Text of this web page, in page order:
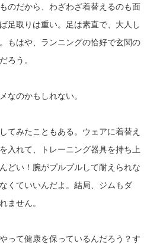
のだから、わざわざ着替えるのも面
足取りは重い。足は素直で、大人し
もはや、ランニングの恰好で玄関の
ろう。
なのかもしれない。
てみたこともある。ウェアに着替え
入れて、トレーニング器具を持ち上
どい！腕がプルプルして耐えられな
くていいんだよ。結局、ジムもダ
ません。
って健康を保っているんだろう？す